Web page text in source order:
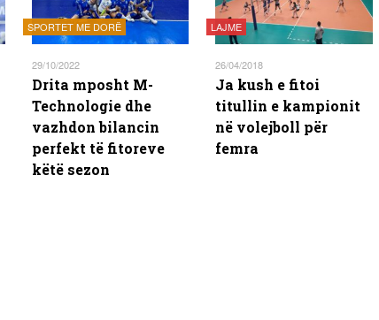
SPORTET ME DORË
29/10/2022
Drita mposht M-
Technologie dhe
vazhdon bilancin
perfekt të fitoreve
këtë sezon
LAJME
26/04/2018
Ja kush e fitoi
titullin e kampionit
në volejboll për
femra